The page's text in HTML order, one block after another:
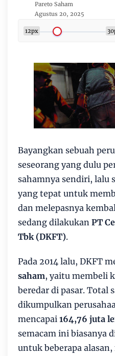
Pareto Saham
Agustus 20, 2025
12px
Bayangkan sebuah
seseorang yang dulu
sahamnya sendiri, lalu
yang tepat untuk
dan melepasnya
sedang dilakukan PT
Tbk (DKFT).
Pada 2014 lalu, DKFT
saham, yaitu membeli
beredar di pasar. Total
dikumpulkan
mencapai 164,76 juta
semacam ini biasanya
untuk beberapa